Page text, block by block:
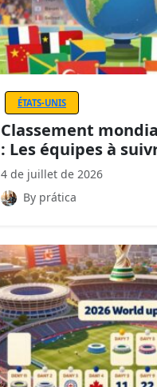
ÉTATS-UNIS
Classement
: Les équipes à
4 de juillet de 2026
By prática